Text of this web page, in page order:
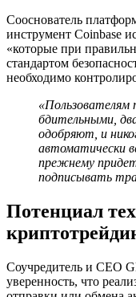
Сооснователь
инструмент Coinbase
«которые при
стандартом
необходимо
бдительными,
одобряют, и
автоматически
прежнему
подписывать
Потенциал
Соучредитель и CEO
уверенность, что